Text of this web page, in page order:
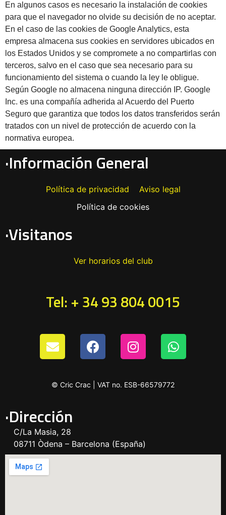
En algunos casos es necesario la instalación de cookies
para que el navegador no olvide su decisión de no aceptar.
En el caso de las cookies de Google Analytics, esta
empresa almacena sus cookies en servidores ubicados en
los Estados Unidos y se compromete a no compartirlas con
terceros, salvo en el caso que sea necesario para su
funcionamiento del sistema o cuando la ley le obligue.
Según Google no almacena ninguna dirección IP. Google
Inc. es una compañía adherida al Acuerdo del Puerto
Seguro que garantiza que todos los datos transferidos serán
tratados con un nivel de protección de acuerdo con la
normativa europea.
·Información General
Política de privacidad
Aviso legal
Política de cookies
·Visitanos
Ver horarios del club
Tel: + 34 93 804 0015
© Cric Crac | VAT no. ESB-66579772
·Dirección
C/La Masia, 28
08711 Òdena – Barcelona (España)